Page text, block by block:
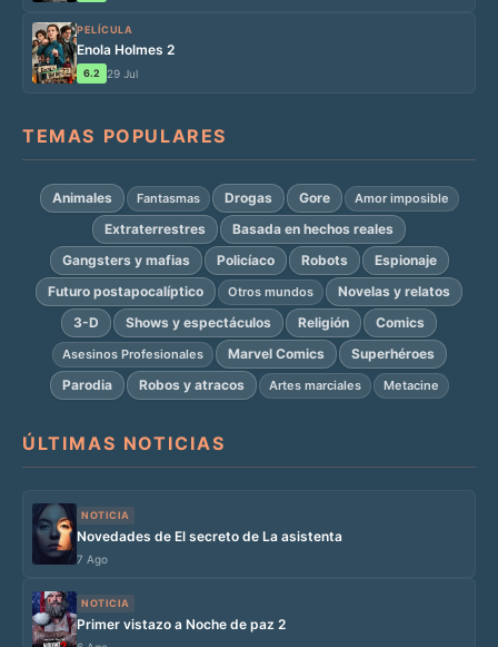
PELÍCULA
Enola Holmes 2
6.2 29 Jul
TEMAS POPULARES
Animales Fantasmas Drogas Gore Amor imposible
Extraterrestres
Basada en hechos reales
Gangsters y mafias
Policíaco Robots
Espionaje
Futuro postapocalíptico
Otros mundos
Novelas y relatos
3-D
Shows y espectáculos Religión Comics
Asesinos Profesionales Marvel Comics
Superhéroes
Parodia
Robos y atracos Artes marciales Metacine
ÚLTIMAS NOTICIAS
NOTICIA
Novedades de El secreto de La asistenta
7 Ago
NOTICIA
Primer vistazo a Noche de paz 2